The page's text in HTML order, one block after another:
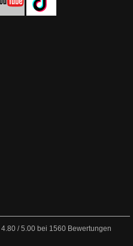
4.80 /5.00 bei 1560 Bewertungen